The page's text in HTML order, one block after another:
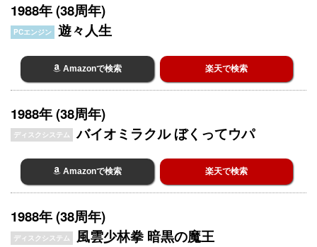
1988年 (38周年)
PCエンジン 遊々人生
Amazonで検索 楽天で検索
1988年 (38周年)
ディスクシステム バイオミラクル ぼくってウパ
Amazonで検索 楽天で検索
1988年 (38周年)
ディスクシステム 風雲少林拳 暗黒の魔王